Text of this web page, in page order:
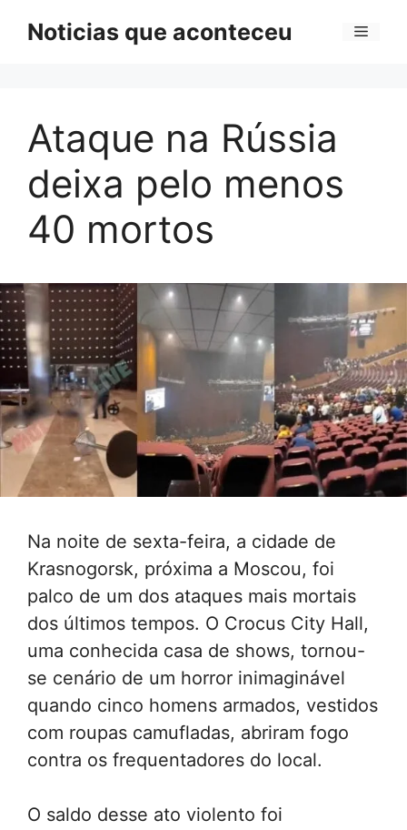
Noticias que aconteceu Menu
Ataque na Rússia
deixa pelo menos
40 mortos
Na noite de sexta-feira, a cidade de
Krasnogorsk, próxima a Moscou, foi
palco de um dos ataques mais mortais
dos últimos tempos. O Crocus City Hall,
uma conhecida casa de shows, tornou-
se cenário de um horror inimaginável
quando cinco homens armados, vestidos
com roupas camufladas, abriram fogo
contra os frequentadores do local.
O saldo desse ato violento foi